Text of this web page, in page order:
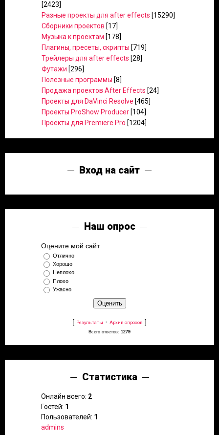
[2423]
Разные проекты для after effects [15290]
Сборники проектов [17]
Музыка к проектам [178]
Плагины, пресеты, скрипты [719]
Трейлеры для after effects [28]
Футажи [296]
Полезные программы [8]
Продажа проектов After Effects [24]
Проекты для DaVinci Resolve [465]
Проекты ProShow Producer [104]
Проекты для Premiere Pro [1204]
Вход на сайт
Наш опрос
Оцените мой сайт
Отлично
Хорошо
Неплохо
Плохо
Ужасно
[ Результаты · Архив опросов ]
Всего ответов: 1279
Статистика
Онлайн всего: 2
Гостей: 1
Пользователей: 1
admins